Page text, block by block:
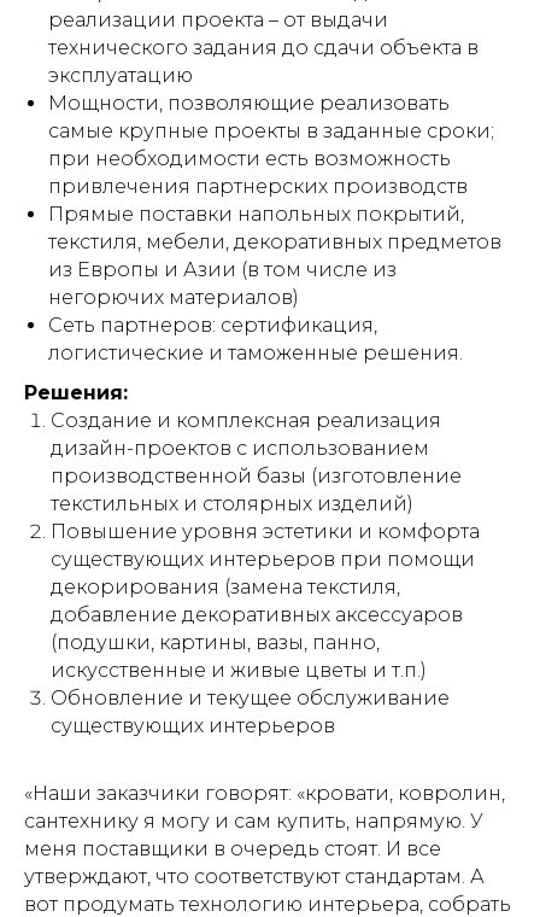
реализации проекта – от выдачи
технического задания до сдачи объекта в
эксплуатацию
Мощности, позволяющие реализовать
самые крупные проекты в заданные сроки;
при необходимости есть возможность
привлечения партнерских производств
Прямые поставки напольных покрытий,
текстиля, мебели, декоративных предметов
из Европы и Азии (в том числе из
негорючих материалов)
Сеть партнеров: сертификация,
логистические и таможенные решения.
Решения:
Создание и комплексная реализация
дизайн-проектов с использованием
производственной базы (изготовление
текстильных и столярных изделий)
Повышение уровня эстетики и комфорта
существующих интерьеров при помощи
декорирования (замена текстиля,
добавление декоративных аксессуаров
(подушки, картины, вазы, панно,
искусственные и живые цветы и т.п.)
Обновление и текущее обслуживание
существующих интерьеров
«Наши заказчики говорят: «кровати, ковролин,
сантехнику я могу и сам купить, напрямую. У
меня поставщики в очередь стоят. И все
утверждают, что соответствуют стандартам. А
вот продумать технологию интерьера, собрать